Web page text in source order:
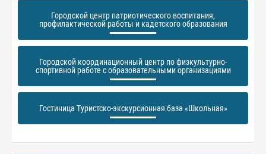
Городской центр патриотического воспитания,
профилактической работы и кадетского образования
Городской координационный центр по физкультурно-
спортивной работе с образовательными организациями
Гостиница Туристско-экскурсионная база «Школьная»